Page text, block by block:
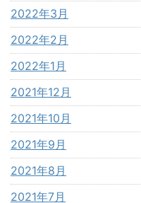
2022年3月
2022年2月
2022年1月
2021年12月
2021年10月
2021年9月
2021年8月
2021年7月